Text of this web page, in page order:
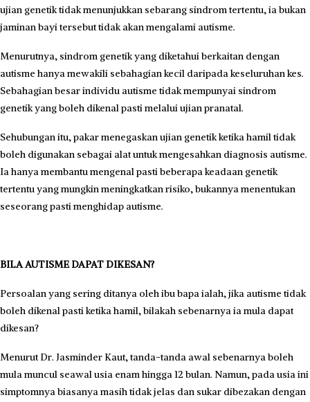
ujian genetik tidak menunjukkan sebarang sindrom tertentu, ia bukan
jaminan bayi tersebut tidak akan mengalami autisme.
Menurutnya, sindrom genetik yang diketahui berkaitan dengan
autisme hanya mewakili sebahagian kecil daripada keseluruhan kes.
Sebahagian besar individu autisme tidak mempunyai sindrom
genetik yang boleh dikenal pasti melalui ujian pranatal.
Sehubungan itu, pakar menegaskan ujian genetik ketika hamil tidak
boleh digunakan sebagai alat untuk mengesahkan diagnosis autisme.
Ia hanya membantu mengenal pasti beberapa keadaan genetik
tertentu yang mungkin meningkatkan risiko, bukannya menentukan
seseorang pasti menghidap autisme.
BILA AUTISME DAPAT DIKESAN?
Persoalan yang sering ditanya oleh ibu bapa ialah, jika autisme tidak
boleh dikenal pasti ketika hamil, bilakah sebenarnya ia mula dapat
dikesan?
Menurut Dr. Jasminder Kaut, tanda-tanda awal sebenarnya boleh
mula muncul seawal usia enam hingga 12 bulan. Namun, pada usia ini
simptomnya biasanya masih tidak jelas dan sukar dibezakan dengan